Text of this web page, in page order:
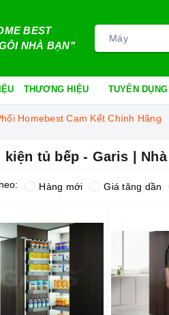
BEST
NHÀ BẠN"
THƯƠNG HIỆU TUYỂN DỤNG
Homebest Cam Kết Chính Hãng
kiện tủ bếp - Garis |
Hàng mới Giá tăng dần